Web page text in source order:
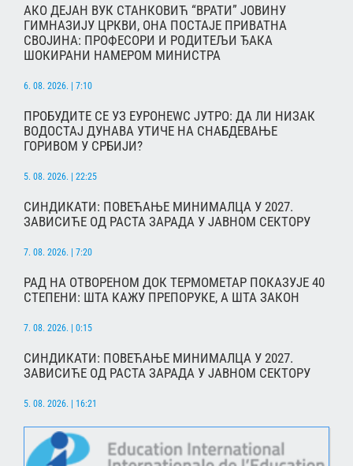
АКО ДЕЈАН ВУК СТАНКОВИЋ “ВРАТИ” ЈОВИНУ
ГИМНАЗИЈУ ЦРКВИ, ОНА ПОСТАЈЕ ПРИВАТНА
СВОЈИНА: ПРОФЕСОРИ И РОДИТЕЉИ ЂАКА
ШОКИРАНИ НАМЕРОМ МИНИСТРА
6. 08. 2026. | 7:10
ПРОБУДИТЕ СЕ УЗ ЕУРОНЕWС ЈУТРО: ДА ЛИ НИЗАК
ВОДОСТАЈ ДУНАВА УТИЧЕ НА СНАБДЕВАЊЕ
ГОРИВОМ У СРБИЈИ?
5. 08. 2026. | 22:25
СИНДИКАТИ: ПОВЕЋАЊЕ МИНИМАЛЦА У 2027.
ЗАВИСИЋЕ ОД РАСТА ЗАРАДА У ЈАВНОМ СЕКТОРУ
7. 08. 2026. | 7:20
РАД НА ОТВОРЕНОМ ДОК ТЕРМОМЕТАР ПОКАЗУЈЕ 40
СТЕПЕНИ: ШТА КАЖУ ПРЕПОРУКЕ, А ШТА ЗАКОН
7. 08. 2026. | 0:15
СИНДИКАТИ: ПОВЕЋАЊЕ МИНИМАЛЦА У 2027.
ЗАВИСИЋЕ ОД РАСТА ЗАРАДА У ЈАВНОМ СЕКТОРУ
5. 08. 2026. | 16:21